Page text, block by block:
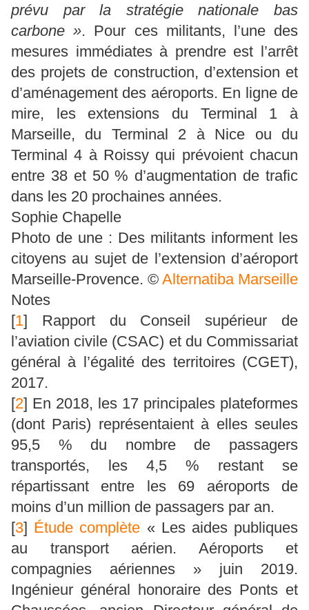
prévu par la stratégie nationale bas
carbone ». Pour ces militants, l’une des
mesures immédiates à prendre est l’arrêt
des projets de construction, d’extension et
d’aménagement des aéroports. En ligne de
mire, les extensions du Terminal 1 à
Marseille, du Terminal 2 à Nice ou du
Terminal 4 à Roissy qui prévoient chacun
entre 38 et 50 % d’augmentation de trafic
dans les 20 prochaines années.
Sophie Chapelle
Photo de une : Des militants informent les
citoyens au sujet de l’extension d’aéroport
Marseille-Provence. © Alternatiba Marseille
Notes
[1] Rapport du Conseil supérieur de
l’aviation civile (CSAC) et du Commissariat
général à l’égalité des territoires (CGET),
2017.
[2] En 2018, les 17 principales plateformes
(dont Paris) représentaient à elles seules
95,5 % du nombre de passagers
transportés, les 4,5 % restant se
répartissant entre les 69 aéroports de
moins d’un million de passagers par an.
[3] Étude complète « Les aides publiques
au transport aérien. Aéroports et
compagnies aériennes » juin 2019.
Ingénieur général honoraire des Ponts et